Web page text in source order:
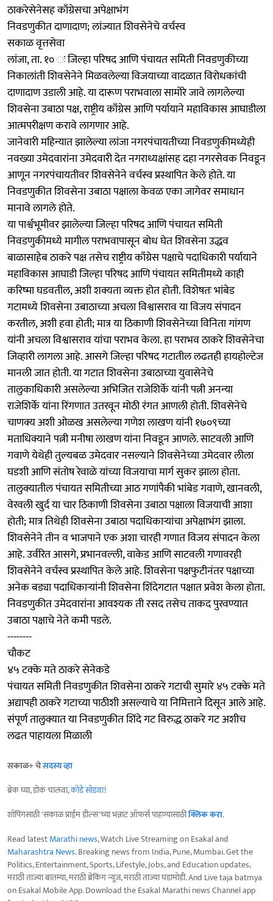
ठाकरेसेनेसह काँग्रेसचा अपेक्षाभंग
निवडणुकीत दाणादाण; लांज्यात शिवसेनेचे वर्चस्व
सकाळ वृत्तसेवा
लांजा, ता. १० ः जिल्हा परिषद आणि पंचायत समिती निवडणुकीच्या‌
निकालांती शिवसेनेने मिळवलेल्या विजयाच्या वादळात विरोधकांची
दाणादाण उडाली आहे.‌ या दारूण पराभवाला सामोरे जावे लागलेल्या
शिवसेना उबाठा पक्ष, राष्ट्रीय काँग्रेस आणि पर्यायाने महाविकास आघाडीला
आत्मपरीक्षण करावे लागणार आहे.‌
जानेवारी महिन्यात झालेल्या लांजा नगरपंचायतीच्या निवडणुकीमध्येही
नवख्या उमेदवारांना उमेदवारी देत नगराध्यक्षांसह दहा नगरसेवक निवडून
आणून नगरपंचायतीवर शिवसेनेने वर्चस्व प्रस्थापित केले होते. या
निवडणुकीत शिवसेना उबाठा पक्षाला केवळ एका जागेवर समाधान
मानावे लागले होते.‌
या पार्श्वभूमीवर झालेल्या जिल्हा परिषद आणि पंचायत समिती
निवडणुकीमध्ये मागील पराभवापासून बोध घेत शिवसेना उद्धव
बाळासाहेब ठाकरे पक्ष तसेच राष्ट्रीय काँग्रेस पक्षाचे पदाधिकारी पर्यायाने
महाविकास आघाडी जिल्हा परिषद आणि पंचायत समितीमध्ये काही
करिष्मा घडवतील, अशी शक्यता व्यक्त होत होती.‌ विशेषतः भांबेड
गटामध्ये शिवसेना उबाठाच्या अचला विश्वासराव या विजय संपादन
करतील, अशी हवा होती; मात्र या ठिकाणी शिवसेनेच्या विनिता गांगण
यांनी अचला विश्वासराव यांचा पराभव केला.‌ हा पराभव ठाकरे शिवसेनेचा
जिव्हारी लागला आहे.‌ आसगे जिल्हा परिषद गटातील लढतही हायहोल्टेज
मानली जात होती.‌ या गटात शिवसेना उबाठाच्या युवासेनेचे
तालुकाधिकारी असलेल्या अभिजित राजेशिर्के यांनी पत्नी अनन्या
राजेशिर्के यांना रिंगणात उतरवून मोठी रंगत आणली होती.‌ शिवसेनेचे
चाणक्य अशी ओळख असलेल्या गणेश लाखण यांनी १७०९च्या
मताधिक्याने पत्नी मनीषा लाखण यांना निवडून आणले. साटवली आणि
गवाणे येथेही तुल्यबळ उमेदवार नसल्याने शिवसेनेच्या उमेदवार लीला
घडशी आणि संतोष रेवाळे यांच्या विजयाचा मार्ग सुकर झाला होता.‌
तालुक्यातील पंचायत समितीच्या आठ गणांपैकी भांबेड गवाणे, खानवली,
वेरवली खुर्द या चार ठिकाणी शिवसेना उबाठा पक्षाला विजयाची आशा
होती; मात्र तिथेही शिवसेना उबाठा पदाधिकाऱ्यांचा अपेक्षाभंग झाला.
शिवसेनेने तीन व भाजपाने एक अशा चारही गणात विजय संपादन केला
आहे.‌ उर्वरित आसगे, प्रभानवल्ली, वाकेड आणि साटवली गणावरही
शिवसेनेने वर्चस्व प्रस्थापित केले आहे. शिवसेना पक्षफुटीनंतर पक्षाच्या
अनेक बड्या पदाधिकाऱ्यांनी‌ शिवसेना शिंदेगटात पक्षात प्रवेश केला होता.
निवडणुकीत उमेदवारांना आवश्यक ती रसद तसेच ताकद पुरवण्यात
उबाठा पक्षाचे नेते कमी पडले. ‌
--------
चौकट
४५ टक्के मते ठाकरे सेनेकडे
पंचायत समिती निवडणुकीत शिवसेना ठाकरे गटाची सुमारे ४५ टक्के मते
अद्यापही ठाकरे गटाच्या पाठीशी असल्याचे या निमित्ताने दिसून आले आहे.
संपूर्ण तालुक्यात या निवडणुकीत शिंदे गट विरुद्ध ठाकरे गट अशीच
लढत पाहायला मिळाली
सकाळ+ चेसदस्य व्हा
ब्रेक घ्या, डोकं चालवा,कोडे सोडवा!
शॉपिंगसाठी 'सकाळ प्राईम डील्स'च्या भन्नाट ऑफर्स पाहण्यासाठीक्लिक करा.
Read latestMarathi news, Watch Live Streaming on Esakal and
Maharashtra News. Breaking news from India, Pune, Mumbai. Get the
Politics, Entertainment, Sports, Lifestyle, Jobs, and Education updates,
मराठी ताज्या बातम्या, मराठी ब्रेकिंग न्यूज, मराठी ताज्या घडामोडी. And Live taja batmya
on Esakal Mobile App. Download the Esakal Marathi news Channel app